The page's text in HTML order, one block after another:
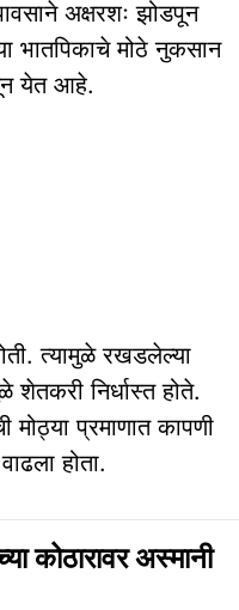
अक्षरशः झोडपून
भातपिकाचे मोठे नुकसान
येत आहे.
त्यामुळे रखडलेल्या
निर्धास्त होते.
मोठ्या प्रमाणात कापणी
होता.
अस्मानी